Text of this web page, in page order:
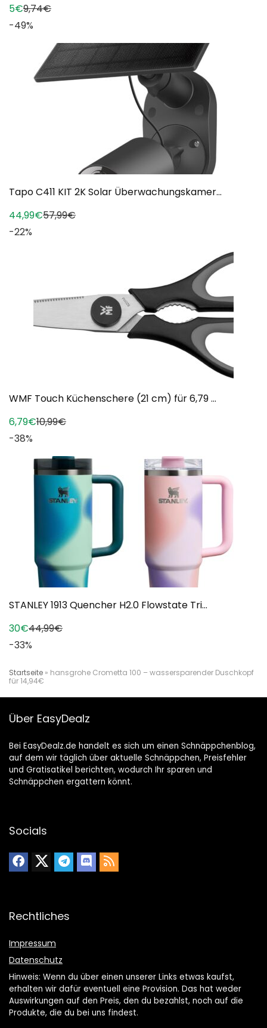
5€9,74€
-49%
Tapo C411 KIT 2K Solar Überwachungskamer...
44,99€57,99€
-22%
WMF Touch Küchenschere (21 cm) für 6,79 ...
6,79€10,99€
-38%
STANLEY 1913 Quencher H2.0 Flowstate Tri...
30€44,99€
-33%
Startseite » hansgrohe Crometta 100 – wassersparender Duschkopf
für 14,94€
Über EasyDealz
Bei EasyDealz.de handelt es sich um einen Schnäppchenblog,
auf dem wir täglich über aktuelle Schnäppchen, Preisfehler
und Gratisatikel berichten, wodurch Ihr sparen und
Schnäppchen ergattern könnt.
Socials
Rechtliches
Impressum
Datenschutz
Hinweis: Wenn du über einen unserer Links etwas kaufst,
erhalten wir dafür eventuell eine Provision. Das hat weder
Auswirkungen auf den Preis, den du bezahlst, noch auf die
Produkte, die du bei uns findest.